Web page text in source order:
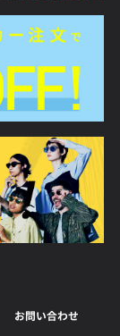
お問い合わせ